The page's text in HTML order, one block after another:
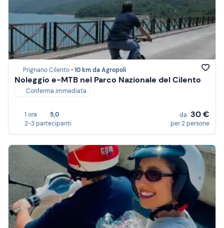
Prignano Cilento •10 km da Agropoli
Noleggio e-MTB nel Parco Nazionale del Cilento
Conferma immediata
1 ora
5,0
2-3 partecipanti
da 30 €
per 2 persone